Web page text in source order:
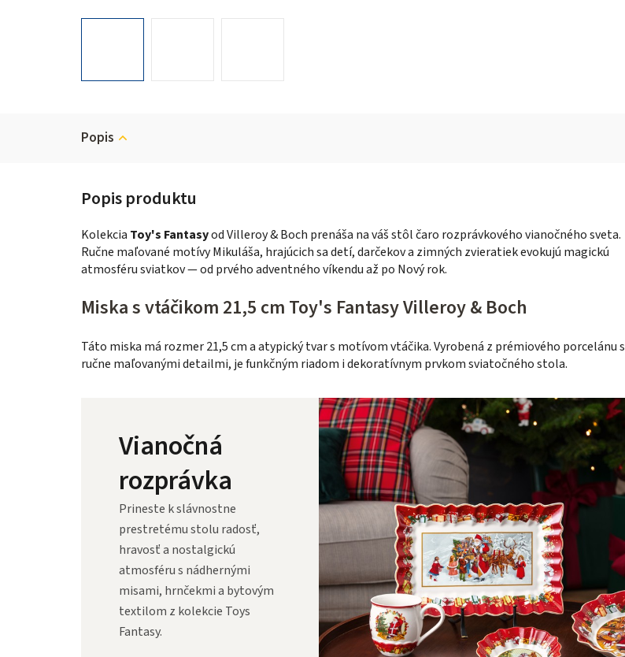
Popis
Kolekcia Toy's Fantasyod Villeroy & Boch prenáša na váš stôl čaro rozprávkového vianočného sveta.
Ručne maľované motívy Mikuláša, hrajúcich sa detí, darčekov a zimných zvieratiek evokujú magickú
atmosféru sviatkov — od prvého adventného víkendu až po Nový rok.
Miska s vtáčikom 21,5 cm Toy's Fantasy Villeroy & Boch
Táto miska má rozmer 21,5 cm a atypický tvar s motívom vtáčika. Vyrobená z prémiového porcelánu s
ručne maľovanými detailmi, je funkčným riadom i dekoratívnym prvkom sviatočného stola.
Vianočná
rozprávka
Prineste k slávnostne
prestretému stolu radosť,
hravosť a nostalgickú
atmosféru s nádhernými
misami, hrnčekmi a bytovým
textilom z kolekcie Toys
Fantasy.